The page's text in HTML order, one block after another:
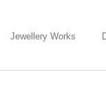
Jewellery Works